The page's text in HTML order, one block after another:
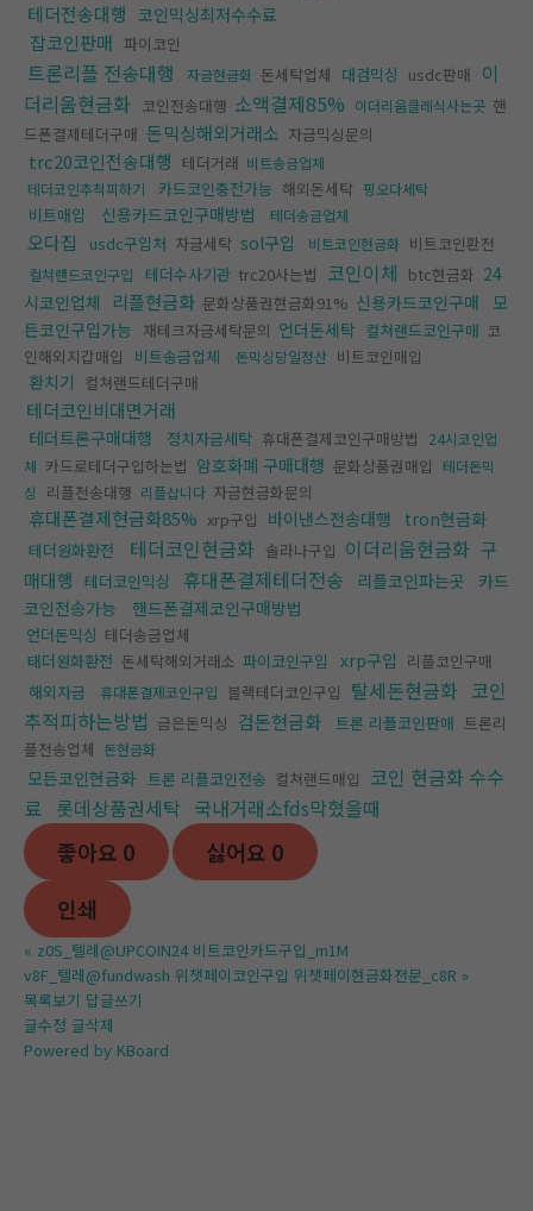
테더전송대행 코인믹싱최저수수료
잡코인판매 파이코인
트론리플 전송대행 자금현금화 돈세탁업체 대검믹싱 usdc판매 이
더리움현금화 코인전송대행 소액결제85% 이더리움클레식사는곳 핸
드폰결제테더구매 돈믹싱해외거래소 자금믹싱문의
trc20코인전송대행 테더거래 비트송금업체
테더코인추척피하기
카드코인충전가능 해외돈세탁 핑오다세탁
비트매입 신용카드코인구매방법 테더송금업체
오다집 usdc구입처 자금세탁 sol구입 비트코인현금화 비트코인환전
컬쳐랜드코인구입 테더수사기관 trc20사는법 코인이체 btc현금화 24
시코인업체
리플현금화 문화상품권현금화91% 신용카드코인구매
모
든코인구입가능 재테크자금세탁문의 언더돈세탁 컬쳐랜드코인구매 코
인해외지갑매입
비트송금업체 돈믹싱당일정산 비트코인매입
환치기 컬쳐랜드테더구매
테더코인비대면거래
테더트론구매대행 정치자금세탁 휴대폰결제코인구매방법
24시코인업
체 카드로테더구입하는법 암호화폐 구매대행 문화상품권매입 테더돈믹
싱
리플전송대행 리플삽니다 자금현금화문의
휴대폰결제현금화85% xrp구입 바이낸스전송대행 tron현금화
테더원화환전 테더코인현금화 솔라나구입 이더리움현금화 구
매대행 테더코인믹싱 휴대폰결제테더전송 리플코인파는곳
카드
코인전송가능
핸드폰결제코인구매방법
언더돈믹싱 테더송금업체
태더원화환전 돈세탁해외거래소 파이코인구입 xrp구입 리플코인구매
해외자금
휴대폰결제코인구입 블랙테더코인구입 탈세돈현금화 코인
추적피하는방법 금은돈믹싱 검돈현금화 트론 리플코인판매 트론리
플전송업체 돈현금화
모든코인현금화 트론 리플코인전송 컬쳐랜드매입 코인 현금화 수수
료 롯데상품권세탁 국내거래소fds막혔을때
좋아요 0 싫어요 0
인쇄
« z0S_텔레@UPCOIN24 비트코인카드구입_m1M
v8F_텔레@fundwash 위챗페이코인구입 위챗페이현금화전문_c8R »
목록보기 답글쓰기
글수정 글삭제
Powered by KBoard